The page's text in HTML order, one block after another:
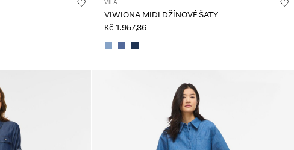
VILA
VIWIONA MIDI DŽÍNOVÉ ŠATY
Kč 1.957,36